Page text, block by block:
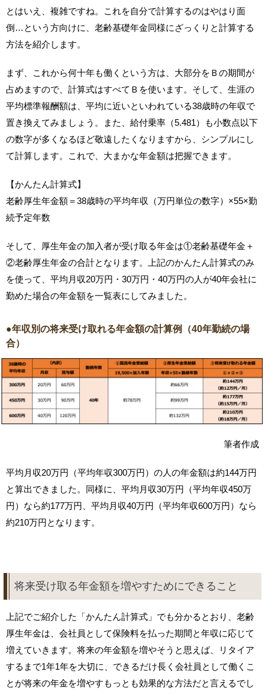
とはいえ、複雑ですね。これを自分で計算するのはやはり面
倒…という方向けに、老齢基礎年金同様にざっくりと計算する
方法を紹介します。
まず、これから何十年も働くという方は、大部分をＢの期間が
占めますので、計算式はすべてＢを使います。そして、生涯の
平均標準報酬額は、平均に近いといわれている38歳時の年収で
置き換えてみましょう。また、給付乗率（5.481）も小数点以下
の数字が多くなるほど敬遠したくなりますから、シンプルにし
て計算します。これで、大まかな年金額は把握できます。
【かんたん計算式】
老齢厚生年金額＝38歳時の平均年収（万円単位の数字）×55×勤
続予定年数
そして、厚生年金の加入者が受け取る年金は①老齢基礎年金＋
②老齢厚生年金の合計となります。上記のかんたん計算式のみ
を使って、平均月収20万円・30万円・40万円の人が40年会社に
勤めた場合の年金額を一覧表にしてみました。
●年収別の将来受け取れる年金額の計算例（40年勤続の場
合）
筆者作成
平均月収20万円（平均年収300万円）の人の年金額は約144万円
と算出できました。同様に、平均月収30万円（平均年収450万
円）なら約177万円、平均月収40万円（平均年収600万円）なら
約210万円となります。
将来受け取る年金額を増やすためにできること
上記でご紹介した「かんたん計算式」でも分かるとおり、老齢
厚生年金は、会社員として保険料を払った期間と年収に応じて
増えていきます。将来の年金額を増やそうと思えば、リタイア
するまで1年1年を大切に、できるだけ長く会社員として働くこ
とが将来の年金を増やすもっとも効果的な方法だと言えるでし